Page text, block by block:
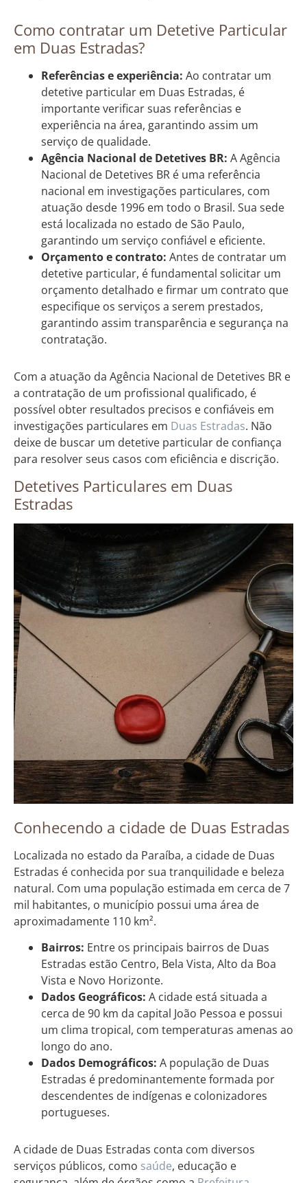
Como contratar um Detetive Particular
em Duas Estradas?
Referências e experiência: Ao contratar um
detetive particular em Duas Estradas, é
importante verificar suas referências e
experiência na área, garantindo assim um
serviço de qualidade.
Agência Nacional de Detetives BR: A Agência
Nacional de Detetives BR é uma referência
nacional em investigações particulares, com
atuação desde 1996 em todo o Brasil. Sua sede
está localizada no estado de São Paulo,
garantindo um serviço confiável e eficiente.
Orçamento e contrato: Antes de contratar um
detetive particular, é fundamental solicitar um
orçamento detalhado e firmar um contrato que
especifique os serviços a serem prestados,
garantindo assim transparência e segurança na
contratação.
Com a atuação da Agência Nacional de Detetives BR e
a contratação de um profissional qualificado, é
possível obter resultados precisos e confiáveis em
investigações particulares em Duas Estradas. Não
deixe de buscar um detetive particular de confiança
para resolver seus casos com eficiência e discrição.
Detetives Particulares em Duas
Estradas
Conhecendo a cidade de Duas Estradas
Localizada no estado da Paraíba, a cidade de Duas
Estradas é conhecida por sua tranquilidade e beleza
natural. Com uma população estimada em cerca de 7
mil habitantes, o município possui uma área de
aproximadamente 110 km².
Bairros: Entre os principais bairros de Duas
Estradas estão Centro, Bela Vista, Alto da Boa
Vista e Novo Horizonte.
Dados Geográficos: A cidade está situada a
cerca de 90 km da capital João Pessoa e possui
um clima tropical, com temperaturas amenas ao
longo do ano.
Dados Demográficos: A população de Duas
Estradas é predominantemente formada por
descendentes de indígenas e colonizadores
portugueses.
A cidade de Duas Estradas conta com diversos
serviços públicos, como saúde, educação e